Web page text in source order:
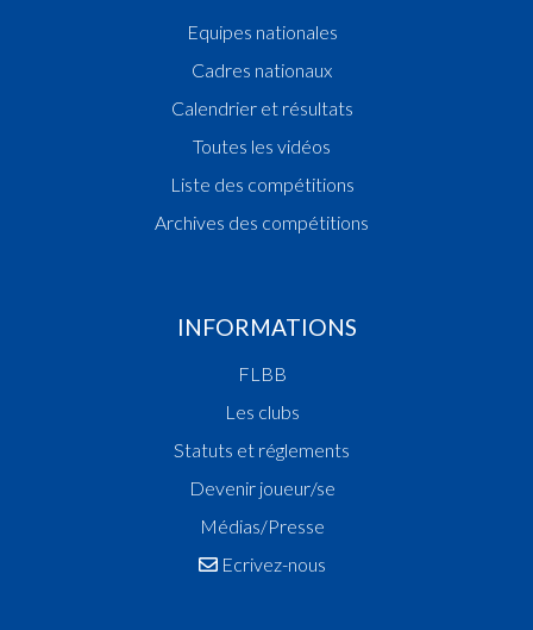
Equipes nationales
Cadres nationaux
Calendrier et résultats
Toutes les vidéos
Liste des compétitions
Archives des compétitions
INFORMATIONS
FLBB
Les clubs
Statuts et réglements
Devenir joueur/se
Médias/Presse
Ecrivez-nous